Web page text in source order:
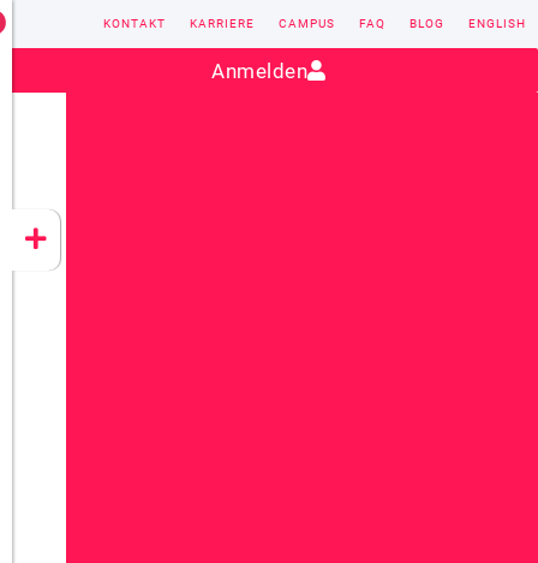
CONZEPT 16
YEET
Kontakt:sales@vectorsoft.de
KONTAKT KARRIERE CAMPUS FAQ BLOG ENGLISH
Anmelden